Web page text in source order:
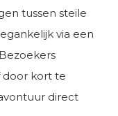
tussen steile
via een
door kort te
direct